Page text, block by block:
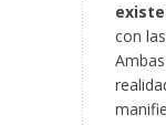
con